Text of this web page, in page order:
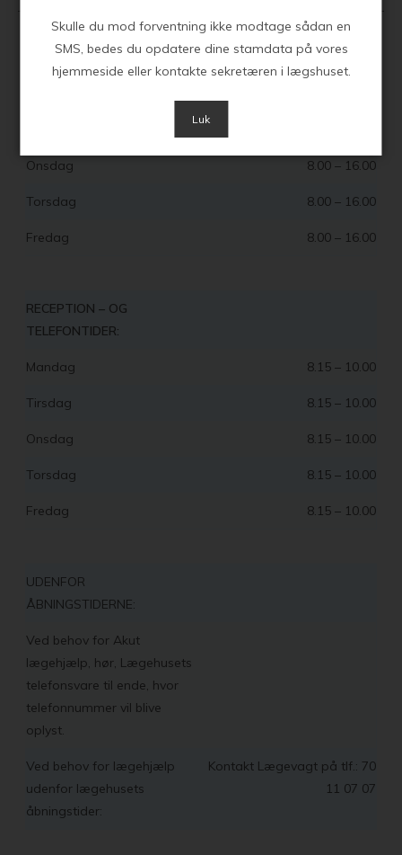
ÅBNINGSTIDER
Onsdag 8.00 – 16.00
Torsdag 8.00 – 16.00
Fredag 8.00 – 16.00
RECEPTION – OG
TELEFONTIDER:
Mandag 8.15 – 10.00
Tirsdag 8.15 – 10.00
Onsdag 8.15 – 10.00
Torsdag 8.15 – 10.00
Fredag 8.15 – 10.00
UDENFOR
ÅBNINGSTIDERNE:
Ved behov for Akut
lægehjælp, hør, Lægehusets
telefonsvare til ende, hvor
telefonnummer vil blive
oplyst.
Ved behov for lægehjælp
udenfor lægehusets
åbningstider:
Kontakt Lægevagt på tlf.: 70
11 07 07
Skulle du mod forventning ikke modtage sådan en
SMS, bedes du opdatere dine stamdata på vores
hjemmeside eller kontakte sekretæren i lægshuset.
Luk